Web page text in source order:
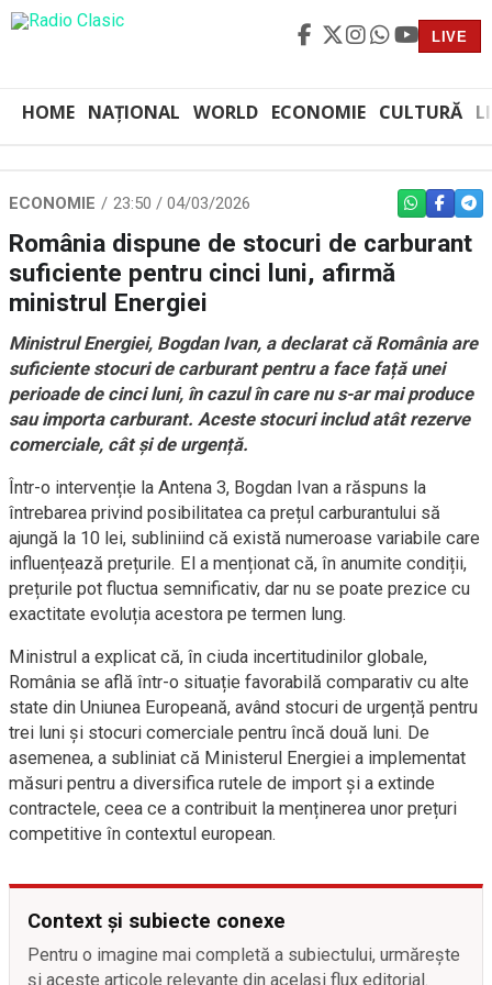
LIVE
HOME NAȚIONAL WORLD ECONOMIE CULTURĂ
ECONOMIE 23:50 / 04/03/2026 WHATSAPP
România dispune de stocuri de carburant
suficiente pentru cinci luni, afirmă
ministrul Energiei
Ministrul Energiei, Bogdan Ivan, a declarat că România are
suficiente stocuri de carburant pentru a face față unei
perioade de cinci luni, în cazul în care nu s-ar mai produce
sau importa carburant. Aceste stocuri includ atât rezerve
comerciale, cât și de urgență.
Într-o intervenție la Antena 3, Bogdan Ivan a răspuns la
întrebarea privind posibilitatea ca prețul carburantului să
ajungă la 10 lei, subliniind că există numeroase variabile care
influențează prețurile. El a menționat că, în anumite condiții,
prețurile pot fluctua semnificativ, dar nu se poate prezice cu
exactitate evoluția acestora pe termen lung.
Ministrul a explicat că, în ciuda incertitudinilor globale,
România se află într-o situație favorabilă comparativ cu alte
state din Uniunea Europeană, având stocuri de urgență pentru
trei luni și stocuri comerciale pentru încă două luni. De
asemenea, a subliniat că Ministerul Energiei a implementat
măsuri pentru a diversifica rutele de import și a extinde
contractele, ceea ce a contribuit la menținerea unor prețuri
competitive în contextul european.
Context și subiecte conexe
Pentru o imagine mai completă a subiectului, urmărește
și aceste articole relevante din același flux editorial.